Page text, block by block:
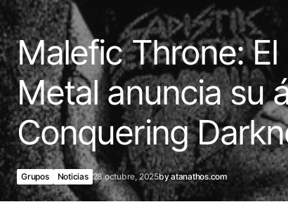
Malefic Throne:
Metal anuncia su
Conquering
Grupos Noticias 28 octubre, 2025byatanathos.com